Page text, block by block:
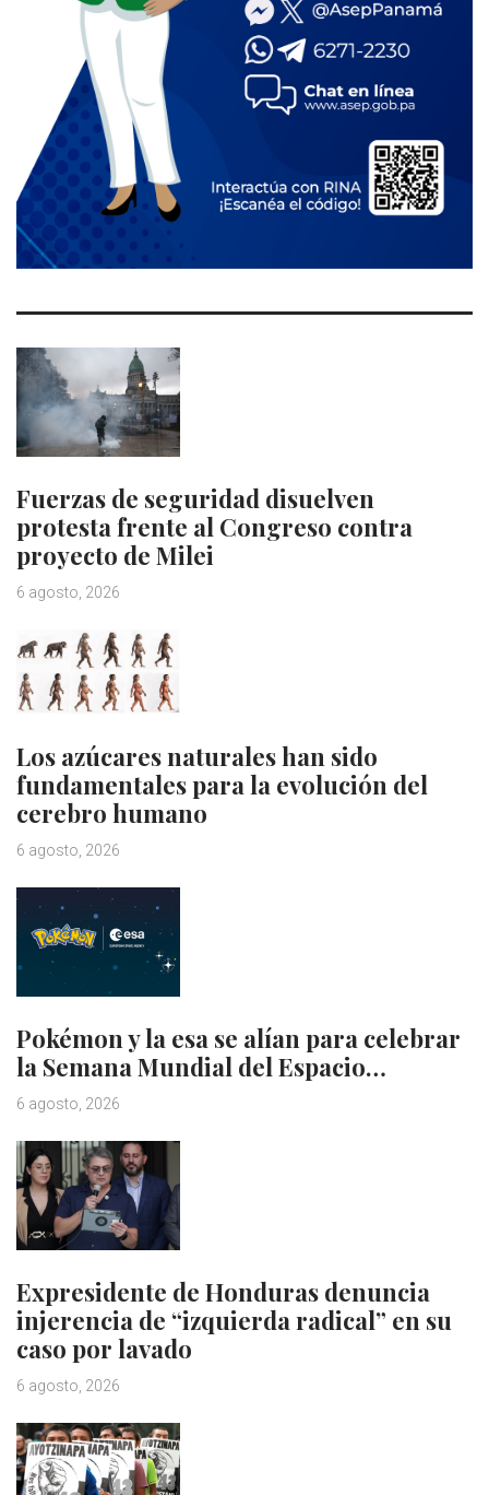
Fuerzas de seguridad disuelven
protesta frente al Congreso contra
proyecto de Milei
6 agosto, 2026
Los azúcares naturales han sido
fundamentales para la evolución del
cerebro humano
6 agosto, 2026
Pokémon y la esa se alían para celebrar
la Semana Mundial del Espacio…
6 agosto, 2026
Expresidente de Honduras denuncia
injerencia de “izquierda radical” en su
caso por lavado
6 agosto, 2026